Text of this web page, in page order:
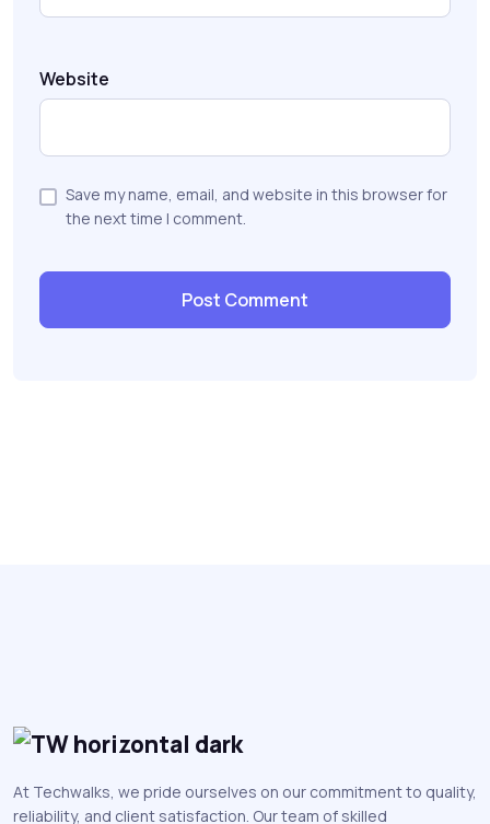
Website
Save my name, email, and website in this browser for
the next time I comment.
At Techwalks, we pride ourselves on our commitment to quality,
reliability, and client satisfaction. Our team of skilled